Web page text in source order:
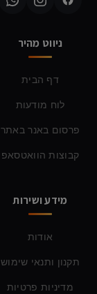
ניווט מהיר
דף הבית
לוח מודעות
פרסום באנר באתר
קבוצות הוואטסאפ
מידע ושירות
אודות
תקנון ותנאי שימוש
מדיניות פרטיות